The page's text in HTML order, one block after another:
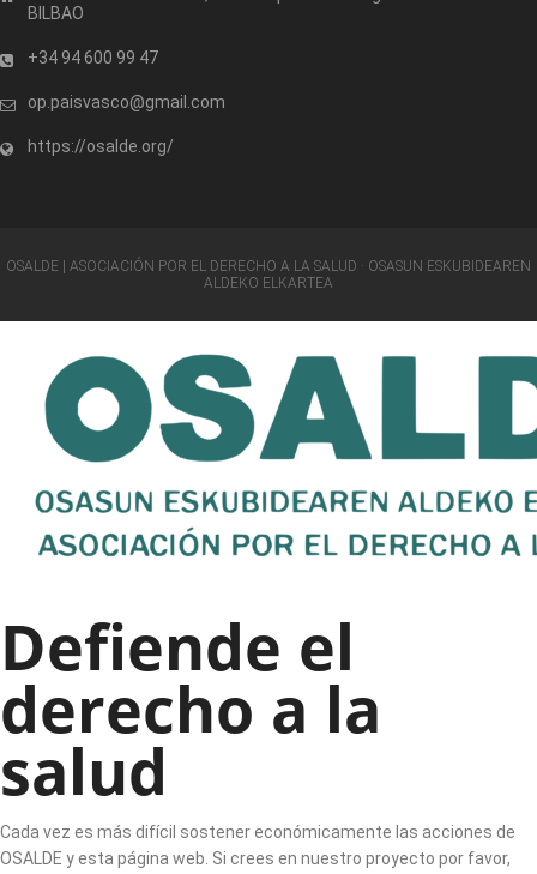
BILBAO
+34 94 600 99 47
op.paisvasco@gmail.com
https://osalde.org/
OSALDE | ASOCIACIÓN POR EL DERECHO A LA SALUD · OSASUN ESKUBIDEAREN
ALDEKO ELKARTEA
Defiende el
derecho a la
salud
Cada vez es más difícil sostener económicamente las acciones de
OSALDE y esta página web. Si crees en nuestro proyecto por favor,